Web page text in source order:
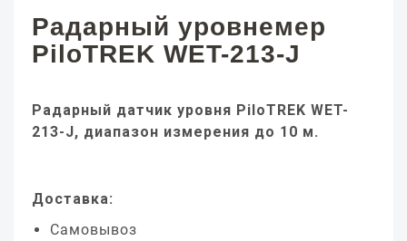
Радарный уровнемер
PiloTREK WET-213-J
Радарный датчик уровня PiloTREK WET-
213-J, диапазон измерения до 10 м.
Доставка:
Самовывоз